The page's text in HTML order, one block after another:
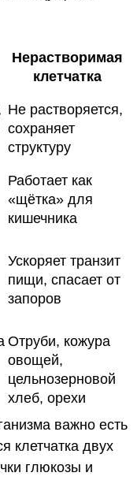
Нерастворимая
клетчатка
Не растворяется,
сохраняет
структуру
Работает как
«щётка» для
кишечника
Ускоряет транзит
пищи, спасает от
запоров
Отруби, кожура
овощей,
цельнозерновой
хлеб, орехи
важно есть
клетчатка двух
глюкозы и